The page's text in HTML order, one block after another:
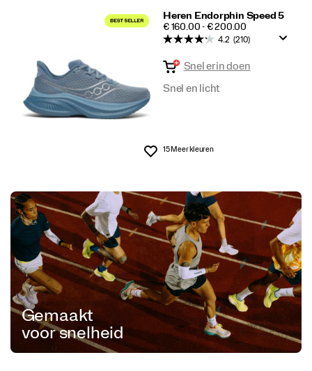
Heren Endorphin Speed 5
PRICE
€ 160.00 - € 200.00
Wenslijst
4.2 (210)
Snel erin doen
Snel en licht
15 Meer kleuren
Gemaakt
voor snelheid